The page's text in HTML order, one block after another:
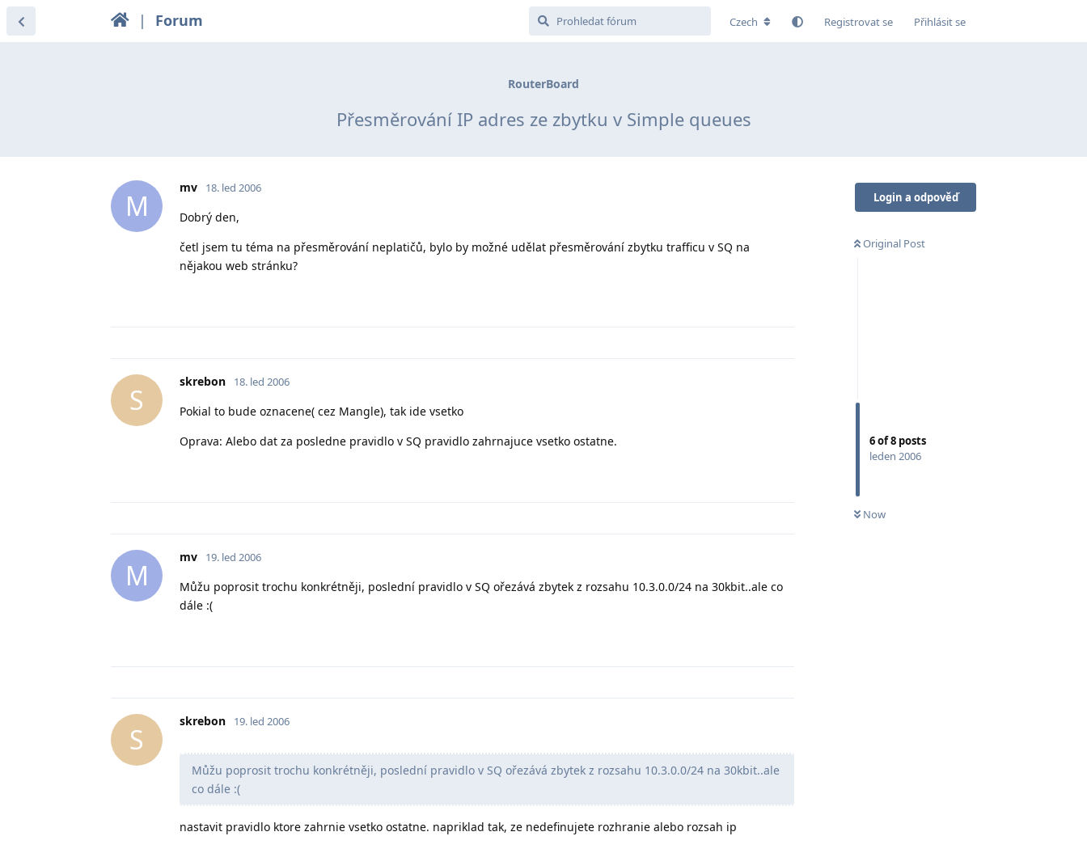
| Forum Czech Registrovat se Přihlásit se
RouterBoard
Přesměrování IP adres ze zbytku v Simple queues
Login a odpověď
Original Post
6of8 posts
leden 2006
Now
M
mv 18. led 2006
Dobrý den,
četl jsem tu téma na přesměrování neplatičů, bylo by možné udělat přesměrování zbytku trafficu v SQ na
nějakou web stránku?
S
skrebon 18. led 2006
Pokial to bude oznacene( cez Mangle), tak ide vsetko
Oprava: Alebo dat za posledne pravidlo v SQ pravidlo zahrnajuce vsetko ostatne.
M
mv 19. led 2006
Můžu poprosit trochu konkrétněji, poslední pravidlo v SQ ořezává zbytek z rozsahu 10.3.0.0/24 na 30kbit..ale co
dále :(
S
skrebon 19. led 2006
Můžu poprosit trochu konkrétněji, poslední pravidlo v SQ ořezává zbytek z rozsahu 10.3.0.0/24 na 30kbit..ale
co dále :(
nastavit pravidlo ktore zahrnie vsetko ostatne. napriklad tak, ze nedefinujete rozhranie alebo rozsah ip